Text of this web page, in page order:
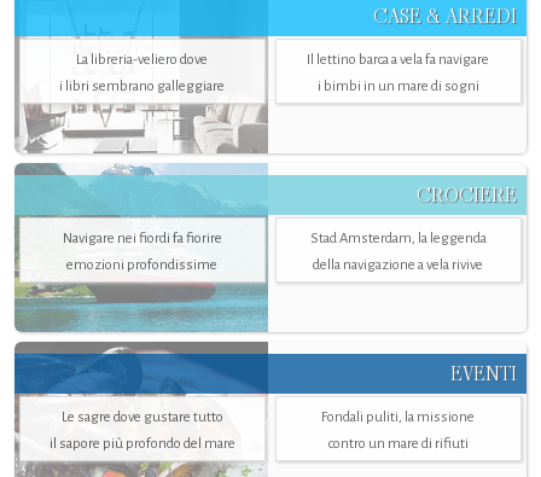
CASE & ARREDI
La libreria-veliero dove
i libri sembrano galleggiare
Il lettino barca a vela fa navigare
i bimbi in un mare di sogni
CROCIERE
Navigare nei fiordi fa fiorire
emozioni profondissime
Stad Amsterdam, la leggenda
della navigazione a vela rivive
EVENTI
Le sagre dove gustare tutto
il sapore più profondo del mare
Fondali puliti, la missione
contro un mare di rifiuti